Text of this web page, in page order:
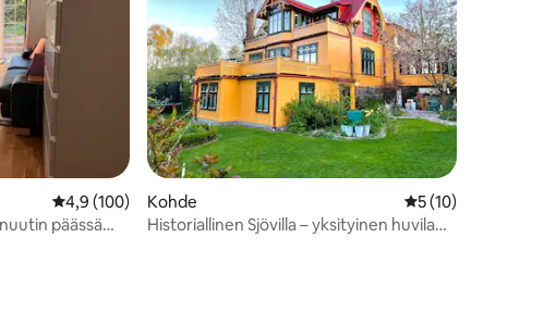
Keskimääräinen arvio 4,9/5, 100 arvostelua
4,9 (100)
päässä
Kohde Keskimääräinen
5 (10)
Historiallinen Sjövilla – yksityinen huvila